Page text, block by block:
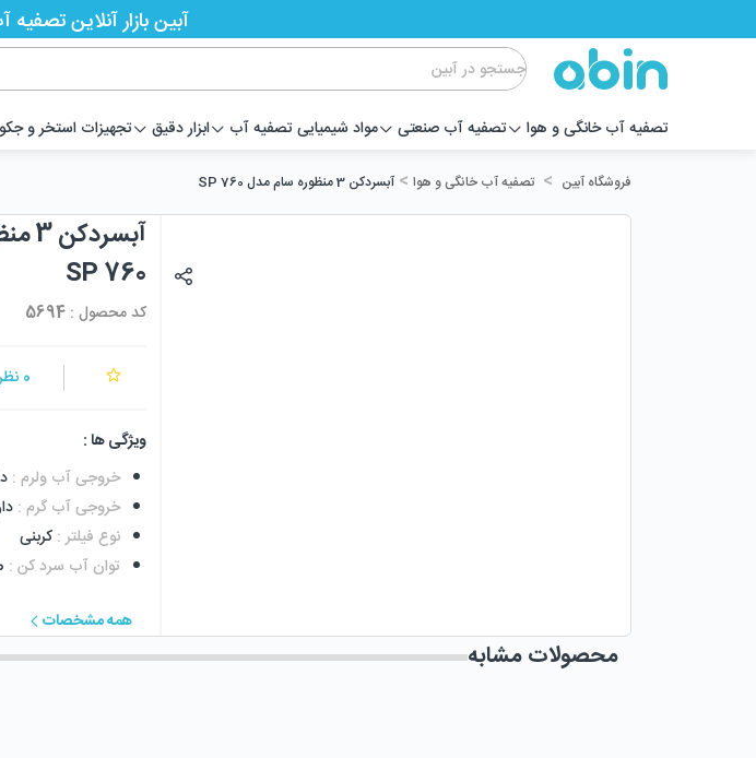
تصفیه آب خانگی و هوا تصفیه آب صنعتی مواد شیمیایی تصفیه آب ابزار دقیق تجهیزات استخر و
آبین بازار آنلاین
فروشگاه آبین > تصفیه آب خانگی و هوا > آبسردکن 3 منظوره سام مدل SP 760
SP 760
کد محصول : 5694
0
ویژگی ها :
خروجی آب ولرم:
خروجی آب گرم:
نوع فیلتر: کربنی
توان آب سرد کن:
همه مشخصات
محصولات مشابه